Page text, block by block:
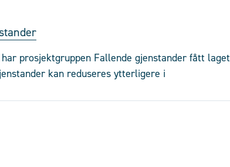
prosjektgruppen Fallende gjenstander fått laget
kan reduseres ytterligere i